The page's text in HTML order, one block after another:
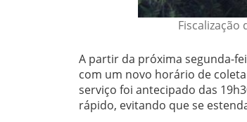
A partir da próxima segunda-
com um novo horário de
serviço foi antecipado das
rápido, evitando que se